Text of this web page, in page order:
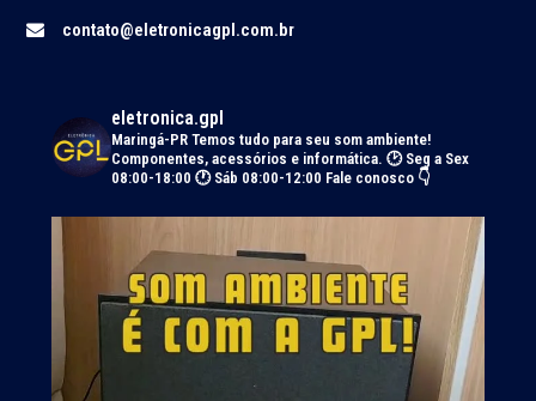
contato@eletronicagpl.com.br
eletronica.gpl
Maringá-PRTemos tudo para seu som ambiente!
Componentes, acessórios e informática. 🕑 Seg a Sex
08:00-18:00 🕐 Sáb 08:00-12:00 Fale conosco 👇